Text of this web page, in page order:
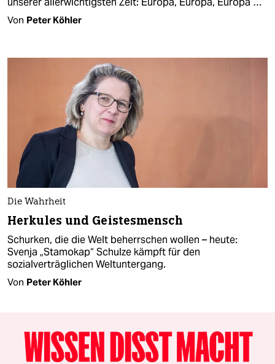
Von Peter Köhler
Die Wahrheit
Herkules und Geistesmensch
Schurken, die die Welt beherrschen wollen – heute:
Svenja „Stamokap“ Schulze kämpft für den
sozialverträglichen Weltuntergang.
Von Peter Köhler